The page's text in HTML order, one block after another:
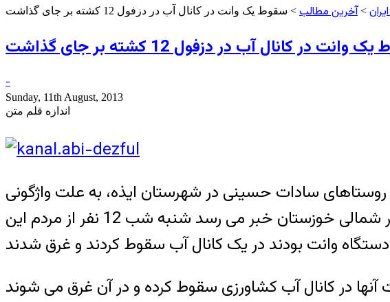
>آخرین مطالب > سقوط یک وانت در کانال آب در دزفول 12 کشته بر جای گذاشت
وانت در کانال آب در دزفول 12 کشته بر جای گذاشت
-
Sunday, 11th August, 2013
اندازه قلم متن
در حالیکه مردم خوزستان هنوز در شوک مرگ 12 نفر از مردم روستاهای سادات حسینی در شهرستان ایذه، به علت واژگونی
مینی بوس آنها در دریاچه سد کارون3 هستند، از شهرستان دزفول دیگر شهر شمالی خوزستان خبر می رسد شنبه شب 12 نفر از مردم این